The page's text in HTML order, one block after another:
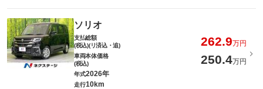
ソリオ
支払総額
(税込)(リ済込・追)
262.9万円
車両本体価格
(税込)
250.4万円
年式2026年
走行10km